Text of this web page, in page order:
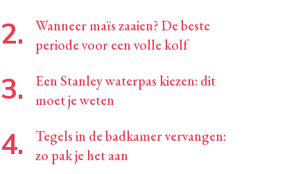
Wanneer maïs zaaien? De beste
periode voor een volle kolf
Een Stanley waterpas kiezen: dit
moet je weten
Tegels in de badkamer vervangen:
zo pak je het aan